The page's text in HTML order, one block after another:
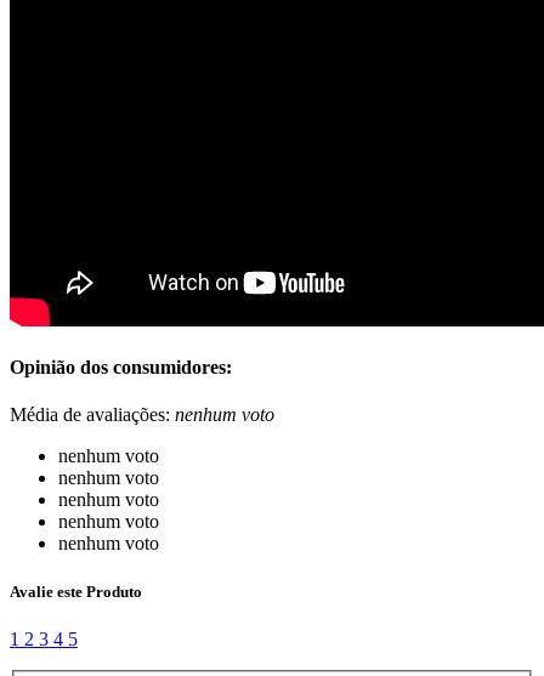
Opinião dos consumidores:
Média de avaliações: nenhum voto
nenhum voto
nenhum voto
nenhum voto
nenhum voto
nenhum voto
Avalie este Produto
1 2 3 4 5